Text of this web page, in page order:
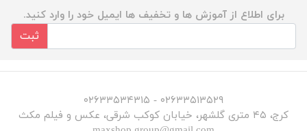
برای اطلاع از آموزش ها و تخفیف ها ایمیل خود را وارد کنید.
ثبت
۰۲۶۳۳۵۱۳۵۲۹ - ۰۲۶۳۳۵۳۴۳۱۵
کرج، ۴۵ متری گلشهر، خیابان کوکب شرقی، عکس و فیلم مکث